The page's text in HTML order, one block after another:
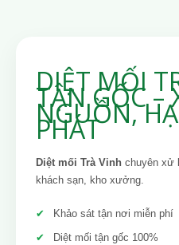
DIỆT MỐI
TẬN GỐC –
NGUỒN,
PHÁT
Diệt mối Trà Vinh chuyên xử
khách sạn, kho xưởng.
Khảo sát tận nơi miễn phí
Diệt mối tận gốc 100%